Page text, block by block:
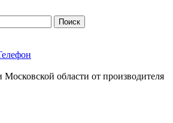
области от производителя